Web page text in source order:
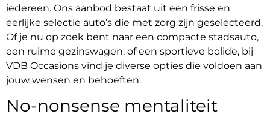
iedereen. Ons aanbod bestaat uit een frisse en
eerlijke selectie auto’s die met zorg zijn geselecteerd.
Of je nu op zoek bent naar een compacte stadsauto,
een ruime gezinswagen, of een sportieve bolide, bij
VDB Occasions vind je diverse opties die voldoen aan
jouw wensen en behoeften.
No-nonsense mentaliteit